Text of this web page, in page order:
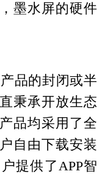
墨水屏的硬件
品的封闭或半
秉承开放生态
品均采用了全
自由下载安装
提供了APP智